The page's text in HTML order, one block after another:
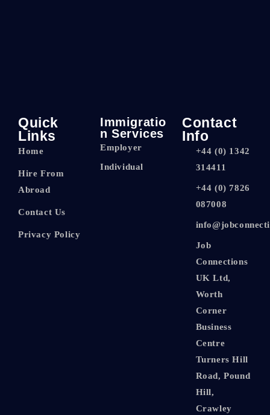
Quick
Links
Home
Hire From
Abroad
Contact Us
Privacy Policy
Immigratio
N Services
Employer
Individual
Contact
Info
+44 (0) 1342
314411
‪+44 (0) 7826
087008‬
Job
Connections
UK Ltd,
Worth
Corner
Business
Centre
Turners Hill
Road, Pound
Hill,
Crawley